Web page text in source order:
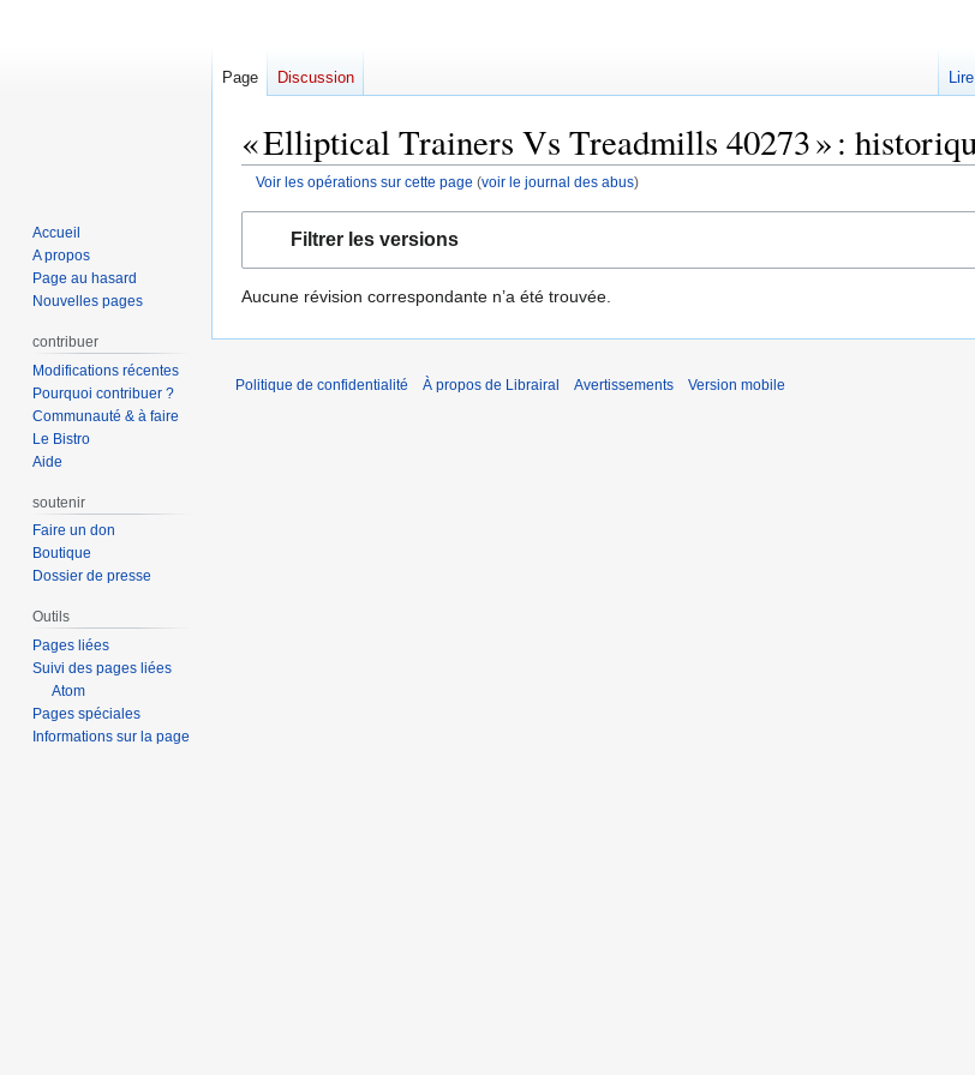
« Elliptical Trainers Vs Treadmills 40273 » :
Voir les opérations sur cette page (voir le journal des abus)
navigation
recherche
Filtrer les versions
Aucune révision correspondante n’a été trouvée.
Page Discussion Lire
Accueil
A propos
Page au hasard
Nouvelles pages
contribuer
Modifications récentes
Pourquoi contribuer ?
Communauté & à faire
Le Bistro
Aide
soutenir
Faire un don
Boutique
Dossier de presse
Outils
Pages liées
Suivi des pages liées
Atom
Pages spéciales
Informations sur la page
Politique de confidentialité À propos de Librairal Avertissements Version mobile